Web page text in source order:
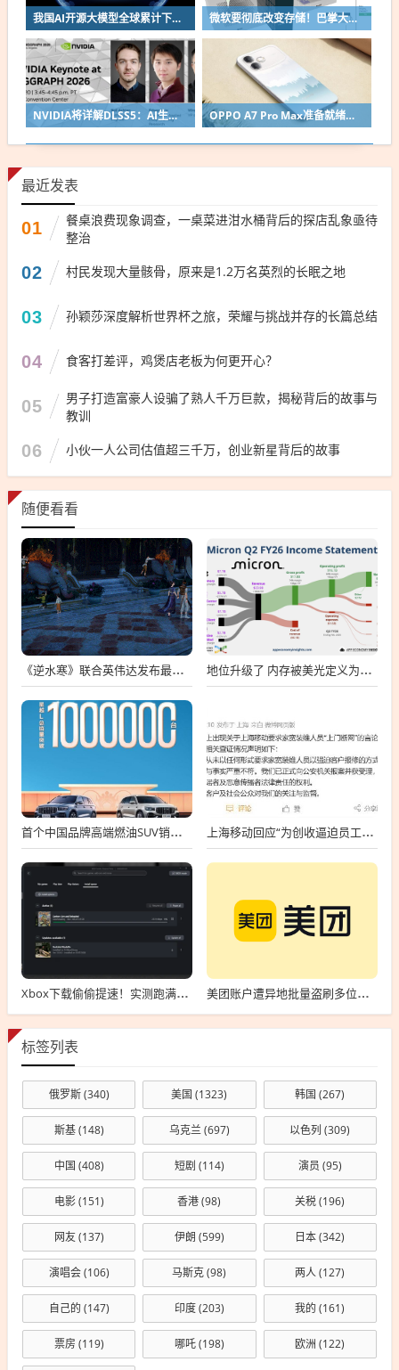
我国AI开源大模型全球累计下载量破100亿次：开源鸿蒙设备总量超13.5亿台 微软要彻底改变存储！巴掌大小能存2百万本书 数据保存超1万年
NVIDIA将详解DLSS5：AI生成逼真画面 但不会让游戏变质 OPPO A7 Pro Max准备就绪：OPPO首款万级电池手机
最近发表
01
餐桌浪费现象调查，一桌菜进泔水桶背后的探店乱象亟待
整治
02 村民发现大量骸骨，原来是1.2万名英烈的长眠之地
03 孙颖莎深度解析世界杯之旅，荣耀与挑战并存的长篇总结
04 食客打差评，鸡煲店老板为何更开心？
05
男子打造富豪人设骗了熟人千万巨款，揭秘背后的故事与
教训
06 小伙一人公司估值超三千万，创业新星背后的故事
随便看看
《逆水寒》联合英伟达发布最新全景光追效果 RTX 4060即可开启 地位升级了 内存被美光定义为战略物资：想买要签5年长期合同
首个中国品牌高端燃油SUV销冠！吉利星越L总销量破100万台 上海移动回应“为创收逼迫员工上门断网”：与事实严重不符
Xbox下载偷偷提速！实测跑满250Mbs 美团账户遭异地批量盗刷多位用户中招 回应：或遭遇电信诈骗 正配合警方调查
标签列表
俄罗斯(340) 美国 (1323) 韩国 (267)
斯基(148) 乌克兰(697) 以色列 (309)
中国 (408) 短剧 (114) 演员 (95)
电影(151) 香港(98) 关税(196)
网友(137) 伊朗 (599) 日本(342)
演唱会(106) 马斯克(98) 两人(127)
自己的 (147) 印度(203) 我的 (161)
票房 (119) 哪吒(198) 欧洲 (122)